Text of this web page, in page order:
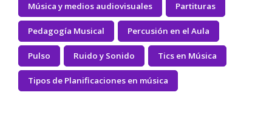
Música y medios audiovisuales Partituras
Pedagogía Musical Percusión en el Aula
Pulso Ruido y Sonido Tics en Música
Tipos de Planificaciones en música